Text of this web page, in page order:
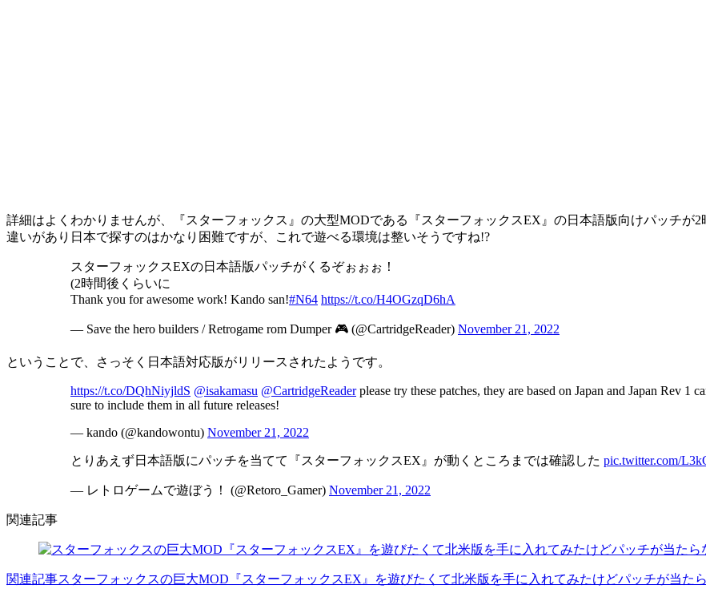
詳細はよくわかりませんが、『スターフォックス』の大型MODである『スターフォックスEX』の日本語版向けパッチが
違いがあり日本で探すのはかなり困難ですが、これで遊べる環境は整いそうですね!?
スターフォックスEXの日本語版パッチがくるぞぉぉぉ！
(2時間後くらいに
Thank you for awesome work! Kando san!#N64 https://t.co/H4OGzqD6hA
— Save the hero builders / Retrogame rom Dumper 🎮 (@CartridgeReader) November 21, 2022
ということで、さっそく日本語対応版がリリースされたようです。
https://t.co/DQhNiyjldS @isakamasu @CartridgeReaderplease try these patches, they are based on Japan and Japan Rev
sure to include them in all future releases!
— kando (@kandowontu) November 21, 2022
とりあえず日本語版にパッチを当てて『スターフォックスEX』が動くところまでは確認した pic.twitter.com/
— レトロゲームで遊ぼう！ (@Retoro_Gamer) November 21, 2022
関連記事
関連記事スターフォックスの巨大MOD『スターフォックスEX』を遊びたくて北米版を手に入れてみたけどパッチが当